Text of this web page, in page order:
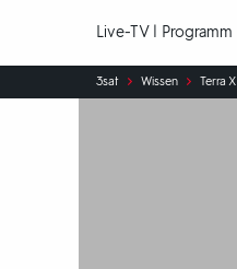
Live-TV | Programm
Sie
sind
3sat Wissen Terra X